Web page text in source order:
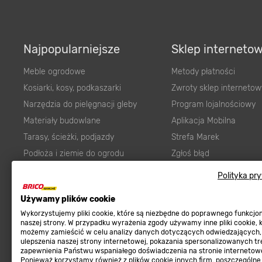
Polityka
Używamy plików cookie
Wykorzystujemy pliki cookie, które są niezbędne do poprawnego
naszej strony. W przypadku wyrażenia zgody używamy inne pliki cookie,
możemy zamieścić w celu analizy danych dotyczących odwiedzających,
ulepszenia naszej strony internetowej, pokazania spersonalizowanych
zapewnienia Państwu wspaniałego doświadczenia na stronie
Ponieważ korzystamy również z plików cookie innych firm, poszczególne
Najpopularniejsze
Meble ogrodowe
Kosiarki, kosy, podkaszarki
Narzędzia do pielęgnacji gleby
Materiały budowlane
Tarasy, ścieżki, podjazdy
Podłoża i ziemie do ogrodu
Ogród
Farby wewnętrzne białe
Elektryka
Panele
Elektronarzędzia
Sklep
Metody płatności
Zwroty sklep
Program lojalnościowy
Aplikacja Mobilna
Strefa Marek
Zgłoś błąd
Program Brico PRO
Regulaminy